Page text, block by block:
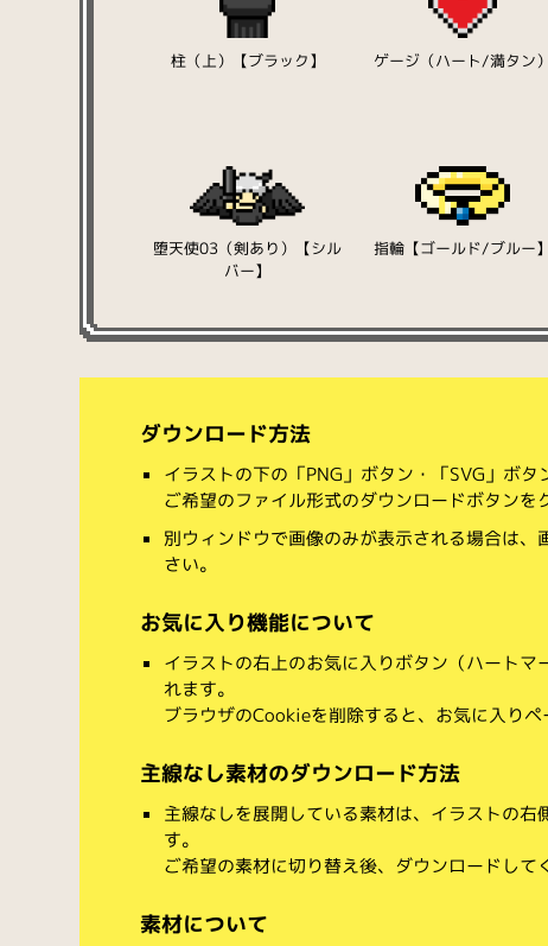
柱（上）【ブラック】 ゲージ（ハート/満タン）
堕天使03（剣あり）【シル
バー】
指輪【ゴールド/ブルー】
ダウンロード方法
イラストの下の「PNG」ボタン・「SVG」ボ
ご希望のファイル形式のダウンロードボタンを
別ウィンドウで画像のみが表示される場合は
さい。
お気に入り機能について
イラストの右上のお気に入りボタン（ハートマ
れます。
ブラウザのCookieを削除すると、お気に入りペ
主線なし素材のダウンロード方法
主線なしを展開している素材は、イラストの
す。
ご希望の素材に切り替え後、ダウンロードして
素材について